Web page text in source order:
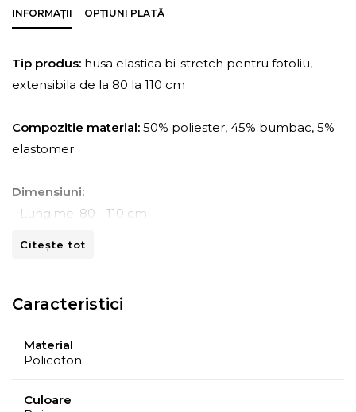
INFORMAȚII OPȚIUNI PLATĂ
Tip produs: husa elastica bi-stretch pentru fotoliu,
extensibila de la 80 la 110 cm
Compozitie material: 50% poliester, 45% bumbac, 5%
elastomer
Dimensiuni:
- Lungime: 80 - 110 cm
- Inaltime: 80 -110 cm
Instructiuni de spalare:
- A nu se curata chimic.
- A nu se calca.
Citește tot
Caracteristici
Material
Policoton
Culoare